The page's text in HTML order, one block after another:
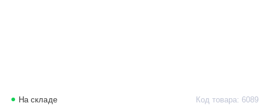
На складе Код товара: 6089